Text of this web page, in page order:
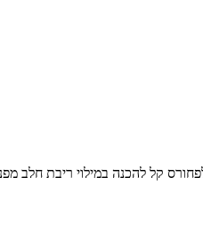
קל להכנה במילוי ריבת חלב מפנקת במיוחד